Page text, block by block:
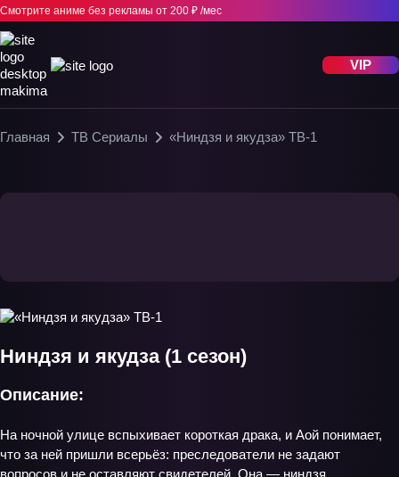
Смотрите аниме без рекламы от 200 ₽ /мес
VIP
Главная ТВ Сериалы «Ниндзя и якудза» ТВ-1
Ниндзя и якудза (1 сезон)
Описание:
На ночной улице вспыхивает короткая драка, и Аой понимает,
что за ней пришли всерьёз: преследователи не задают
вопросов и не оставляют свидетелей. Она — ниндзя,